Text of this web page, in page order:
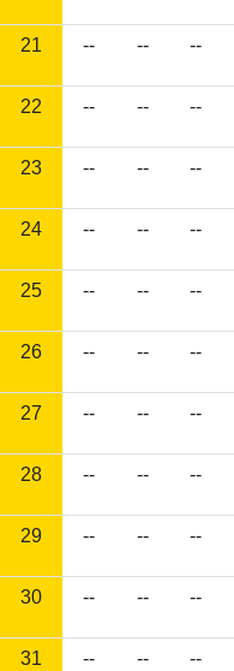
21 -- -- --
22 -- -- --
23 -- -- --
24 -- -- --
25 -- -- --
26 -- -- --
27 -- -- --
28 -- -- --
29 -- -- --
30 -- -- --
31 -- -- --